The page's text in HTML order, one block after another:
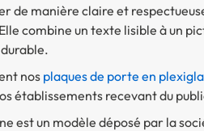
de manière claire et
combine un texte lisible à un
nos plaques de porte en
établissements recevant du
est un modèle déposé par la